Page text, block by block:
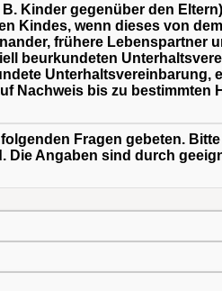
Kinder gegenüber den
Kindes, wenn dieses von
frühere Lebenspartner
beurkundeten
Unterhaltsvereinbarung,
Nachweis bis zu bestimmten
Fragen gebeten.
Angaben sind durch